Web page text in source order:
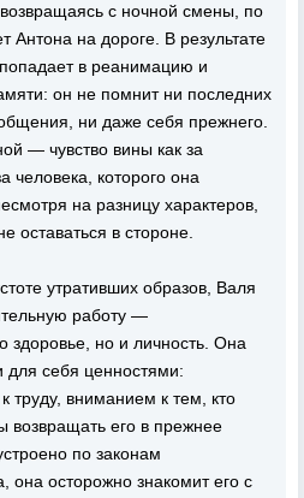
с ночной смены, по
Антона на дороге. В результате
в реанимацию и
он не помнит ни последних
ни даже себя прежнего.
— чувство вины как за
человека, которого она
на разницу характеров,
оставаться в стороне.
утративших образов, Валя
работу —
здоровье, но и личность. Она
для себя ценностями:
труду, вниманием к тем, кто
возвращать его в прежнее
по законам
она осторожно знакомит его с